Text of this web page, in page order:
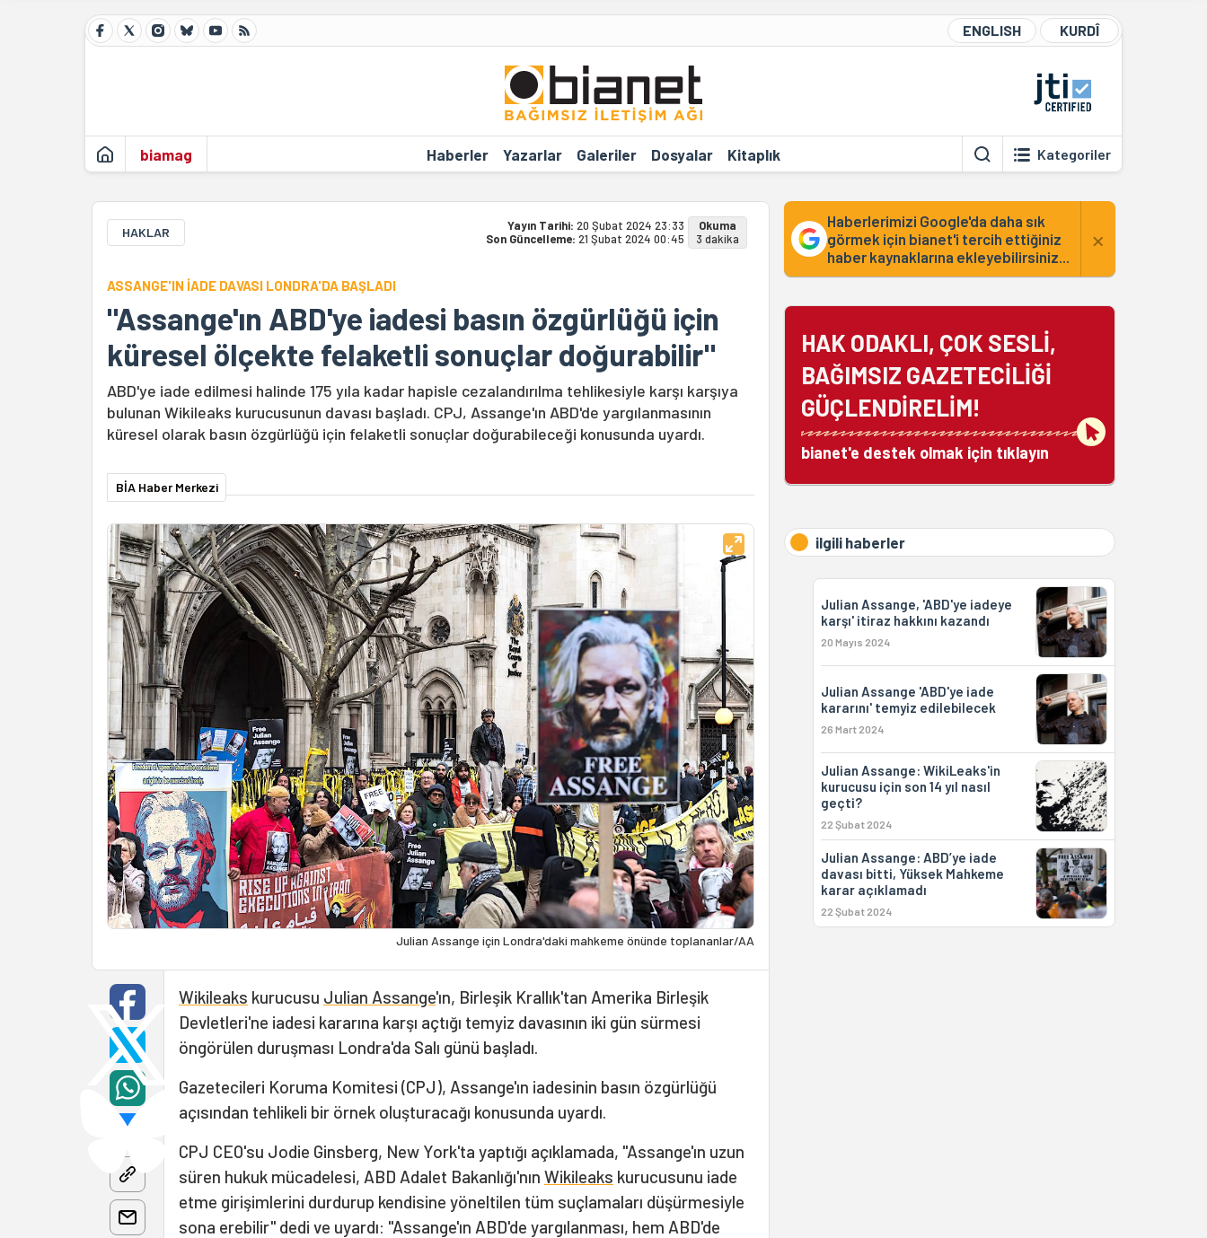
ENGLISH KURDÎ
biamag Haberler Yazarlar Galeriler Dosyalar Kitaplık Kategoriler
HAKLAR Yayın Tarihi: 20 Şubat 2024 23:33
Son Güncelleme: 21 Şubat 2024 00:45
Okuma
3 dakika
ASSANGE'IN İADE DAVASI LONDRA'DA BAŞLADI
"Assange'ın ABD'ye iadesi basın özgürlüğü için
küresel ölçekte felaketli sonuçlar doğurabilir"
ABD'ye iade edilmesi halinde 175 yıla kadar hapisle cezalandırılma tehlikesiyle karşı karşıya
bulunan Wikileaks kurucusunun davası başladı. CPJ, Assange'ın ABD'de yargılanmasının
küresel olarak basın özgürlüğü için felaketli sonuçlar doğurabileceği konusunda uyardı.
BİA Haber Merkezi
Julian Assange için Londra'daki mahkeme önünde toplananlar/AA
Wikileaks kurucusu Julian Assange'ın, Birleşik Krallık'tan Amerika Birleşik
Devletleri'ne iadesi kararına karşı açtığı temyiz davasının iki gün sürmesi
öngörülen duruşması Londra'da Salı günü başladı.
Gazetecileri Koruma Komitesi (CPJ), Assange'ın iadesinin basın özgürlüğü
açısından tehlikeli bir örnek oluşturacağı konusunda uyardı.
CPJ CEO'su Jodie Ginsberg, New York'ta yaptığı açıklamada, "Assange'ın uzun
süren hukuk mücadelesi, ABD Adalet Bakanlığı'nın Wikileaks kurucusunu iade
etme girişimlerini durdurup kendisine yöneltilen tüm suçlamaları düşürmesiyle
sona erebilir" dedi ve uyardı: "Assange'ın ABD'de yargılanması, hem ABD'de
Haberlerimizi Google'da daha sık
görmek için bianet'i tercih ettiğiniz
haber kaynaklarına ekleyebilirsiniz...
×
HAK ODAKLI, ÇOK SESLİ,
BAĞIMSIZ GAZETECİLİĞİ
GÜÇLENDİRELİM!
bianet'e destek olmak için tıklayın
ilgili haberler
Julian Assange, 'ABD'ye iadeye
karşı' itiraz hakkını kazandı
20 Mayıs 2024
Julian Assange 'ABD'ye iade
kararını' temyiz edilebilecek
26 Mart 2024
Julian Assange: WikiLeaks'in
kurucusu için son 14 yıl nasıl
geçti?
22 Şubat 2024
Julian Assange: ABD’ye iade
davası bitti, Yüksek Mahkeme
karar açıklamadı
22 Şubat 2024